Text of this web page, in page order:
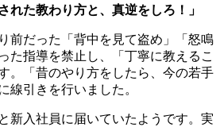
れた教わり方と、真逆をしろ！」
前だった「背中を見て盗め」「怒鳴
た指導を禁止し、「丁寧に教えるこ
。「昔のやり方をしたら、今の若手
線引きを行いました。
新入社員に届いていたようです。実